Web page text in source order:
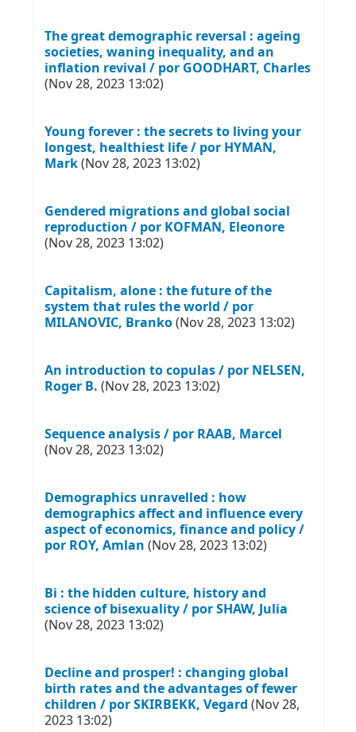
The great demographic reversal : ageing
societies, waning inequality, and an
inflation revival / por GOODHART, Charles
(Nov 28, 2023 13:02)
Young forever : the secrets to living your
longest, healthiest life / por HYMAN,
Mark(Nov 28, 2023 13:02)
Gendered migrations and global social
reproduction / por KOFMAN, Eleonore
(Nov 28, 2023 13:02)
Capitalism, alone : the future of the
system that rules the world / por
MILANOVIC, Branko(Nov 28, 2023 13:02)
An introduction to copulas / por NELSEN,
Roger B. (Nov 28, 2023 13:02)
Sequence analysis / por RAAB, Marcel
(Nov 28, 2023 13:02)
Demographics unravelled : how
demographics affect and influence every
aspect of economics, finance and policy /
por ROY, Amlan (Nov 28, 2023 13:02)
Bi : the hidden culture, history and
science of bisexuality / por SHAW, Julia
(Nov 28, 2023 13:02)
Decline and prosper! : changing global
birth rates and the advantages of fewer
children / por SKIRBEKK, Vegard (Nov 28,
2023 13:02)